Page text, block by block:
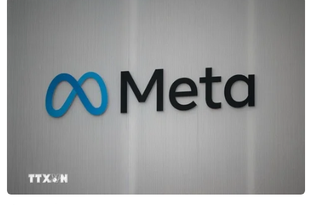
Ai Cập mở cửa miễn phí các địa điểm
khảo cổ nhân Ngày Du lịch thế giới
26/09/2022 06:57
quảng cáo mới nhằm kích cầu du lịch ở nước này.